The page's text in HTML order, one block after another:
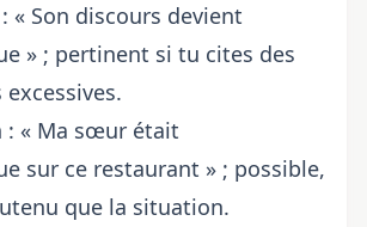
: « Son discours devient
» ; pertinent si tu cites des
: « Ma sœur était
sur ce restaurant » ; possible,
que la situation.